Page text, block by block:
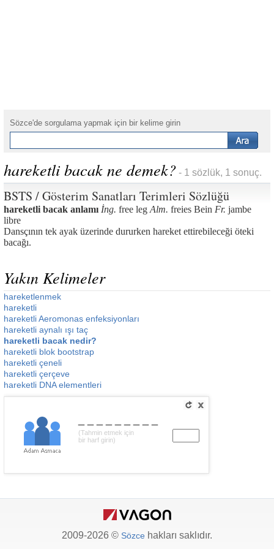
Sözce'de sorgulama yapmak için bir kelime girin
hareketli bacak ne demek? - 1 sözlük, 1 sonuç.
BSTS / Gösterim Sanatları Terimleri Sözlüğü
hareketli bacak anlamı İng. free leg Alm. freies Bein Fr. jambe
libre
Dansçının tek ayak üzerinde dururken hareket ettirebileceği öteki
bacağı.
Yakın Kelimeler
hareketlenmek
hareketli
hareketli Aeromonas enfeksiyonları
hareketli aynalı ışı taç
hareketli bacak nedir?
hareketli blok bootstrap
hareketli çeneli
hareketli çerçeve
hareketli DNA elementleri
(Tahmin etmek için
bir harf girin)
2009-2026 © Sözce hakları saklıdır.